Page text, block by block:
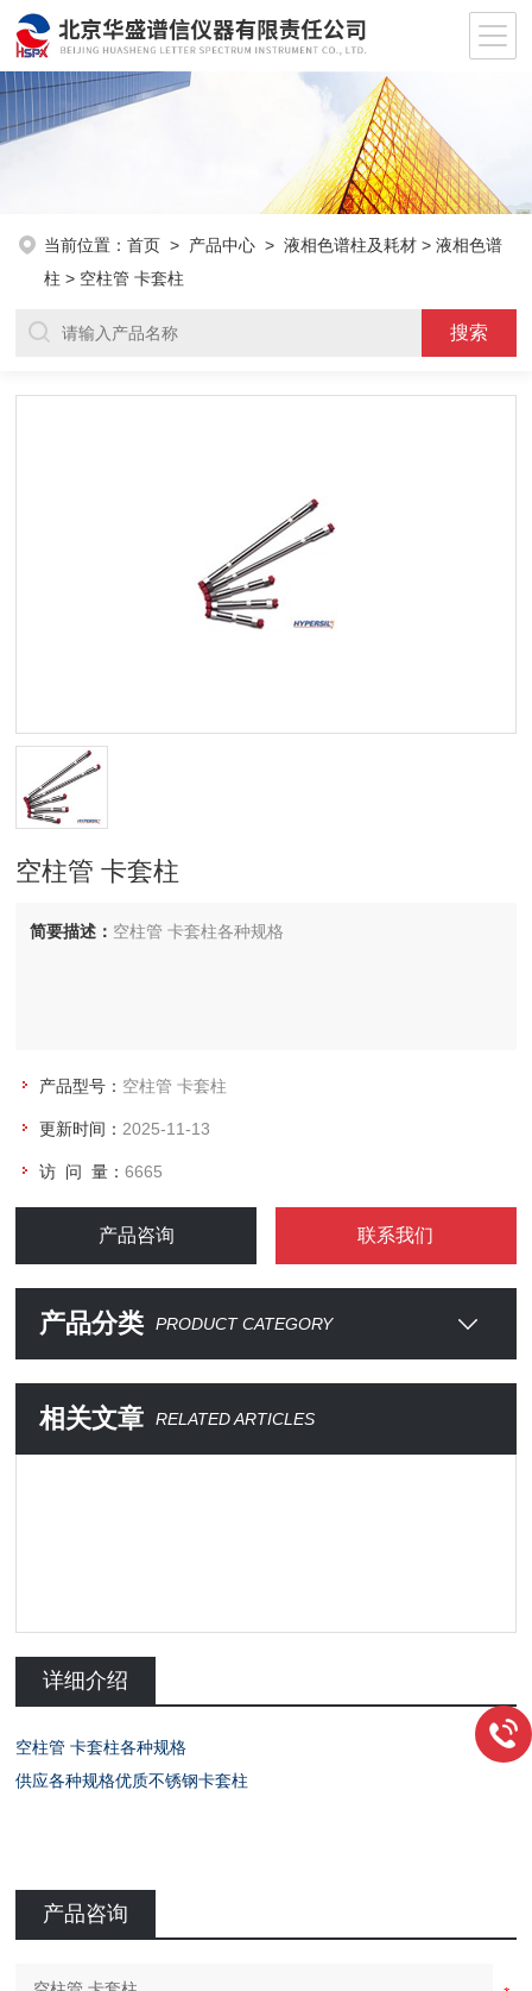
当前位置：首页 > 产品中心 >液相色谱柱及耗材 >液相色谱
柱 > 空柱管 卡套柱
空柱管 卡套柱
简要描述： 空柱管 卡套柱各种规格
产品型号： 空柱管 卡套柱
更新时间： 2025-11-13
访 问 量：6665
产品咨询 联系我们
产品分类 PRODUCT CATEGORY
相关文章 RELATED ARTICLES
详细介绍
空柱管 卡套柱各种规格
供应各种规格优质不锈钢卡套柱
产品咨询